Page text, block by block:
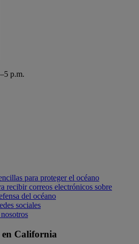
p.m.
para proteger el océano
recibir correos electrónicos sobre
del océano
sociales
California